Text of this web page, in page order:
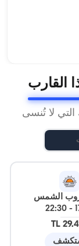
القارب
لا تُنسى
الشمس
-
22:30